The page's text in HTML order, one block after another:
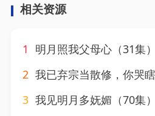
相关资源
1
明月照我父母心（31集
2 我已弃宗当散修，你哭瞎眼有何
3 我见明月多妩媚（70集